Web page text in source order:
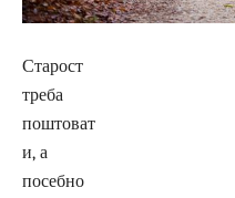
Старост
треба
поштоват
и, а
посебно